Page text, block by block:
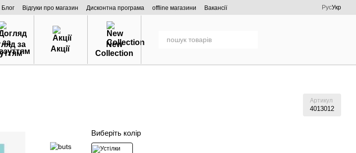
Блог Відгуки про магазин Дисконтна програма offline магазини
Вакансії
РусУкр
за
Акції
New
Collection
Артикул
4013012
Виберіть колір